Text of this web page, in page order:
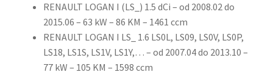
RENAULT LOGAN I (LS_) 1.5 dCi – od 2008.02 do
2015.06 – 63 kW – 86 KM – 1461 ccm
RENAULT LOGAN I LS_ 1.6 LS0L, LS09, LS0V, LS0P,
LS18, LS1S, LS1V, LS1Y,… – od 2007.04 do 2013.10 –
77 kW – 105 KM – 1598 ccm